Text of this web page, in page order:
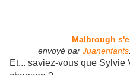
Malbrough
envoyé par Juanenfants
Et... saviez-vous que Sylvie